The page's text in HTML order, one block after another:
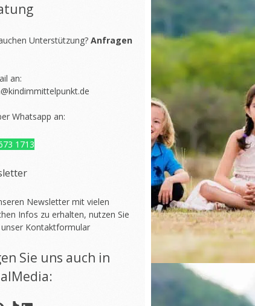
Unterstützung? Anfragen
an:
Whatsapp an:
1713
Newsletter mit vielen
Infos zu erhalten, nutzen Sie
Kontaktformular
Sie uns auch in